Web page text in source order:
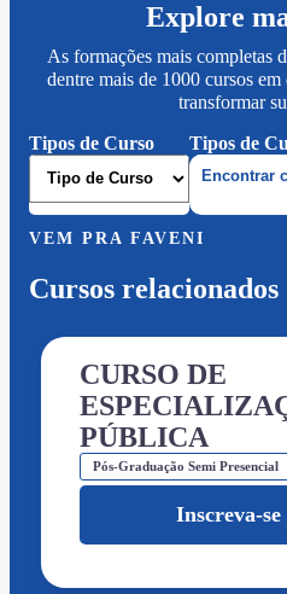
Explore
As formações mais completas
dentre mais de 1000 cursos
transformar
Tipos de Curso
Tipos de
VEM PRA FAVENI
Cursos relacionados
CURSO DE
PÚBLICA
Pós-Graduação Semi Presencial
Inscreva-se